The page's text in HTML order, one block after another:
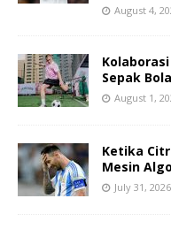
August 4,
Sepak
August 1,
Ketika
Mesin
July 31, 2026